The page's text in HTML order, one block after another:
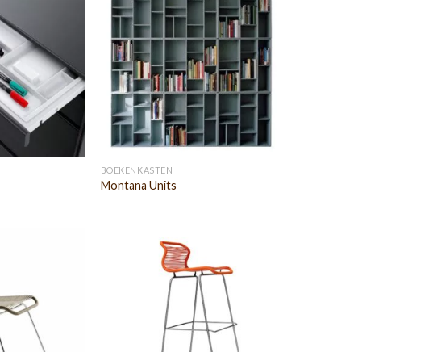
BOEKENKASTEN
Montana Units